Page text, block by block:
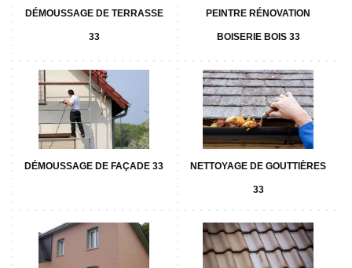
DÉMOUSSAGE DE TERRASSE
33
PEINTRE RÉNOVATION
BOISERIE BOIS 33
DÉMOUSSAGE DE FAÇADE 33 NETTOYAGE DE GOUTTIÈRES
33